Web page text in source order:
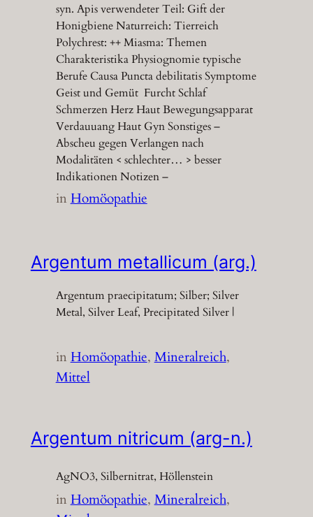
syn. Apis verwendeter Teil: Gift der
Honigbiene Naturreich: Tierreich
Polychrest: ++ Miasma: Themen
Charakteristika Physiognomie typische
Berufe Causa Puncta debilitatis Symptome
Geist und Gemüt Furcht Schlaf
Schmerzen Herz Haut Bewegungsapparat
Verdauuang Haut Gyn Sonstiges –
Abscheu gegen Verlangen nach
Modalitäten < schlechter… > besser
Indikationen Notizen –
inHomöopathie
Argentum metallicum (arg.)
Argentum praecipitatum; Silber; Silver
Metal, Silver Leaf, Precipitated Silver |
inHomöopathie, Mineralreich
Mittel
Argentum nitricum (arg-n.)
AgNO3, Silbernitrat, Höllenstein
inHomöopathie, Mineralreich